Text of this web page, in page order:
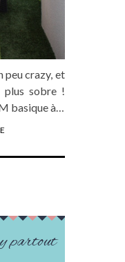
peu crazy, et
plus sobre !
basique à…
partout